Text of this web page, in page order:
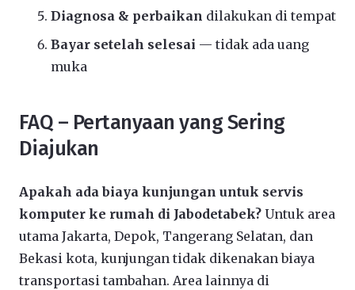
Diagnosa & perbaikan dilakukan di tempat
Bayar setelah selesai — tidak ada uang
muka
FAQ – Pertanyaan yang Sering
Diajukan
Apakah ada biaya kunjungan untuk servis
komputer ke rumah di Jabodetabek? Untuk area
utama Jakarta, Depok, Tangerang Selatan, dan
Bekasi kota, kunjungan tidak dikenakan biaya
transportasi tambahan. Area lainnya di